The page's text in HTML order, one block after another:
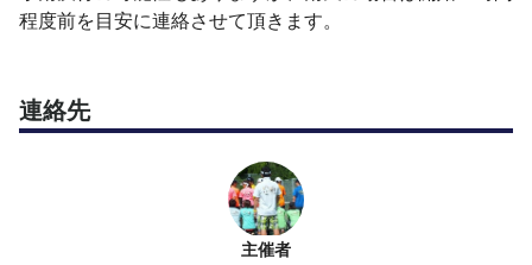
程度前を目安に連絡させて頂きます。
連絡先
主催者